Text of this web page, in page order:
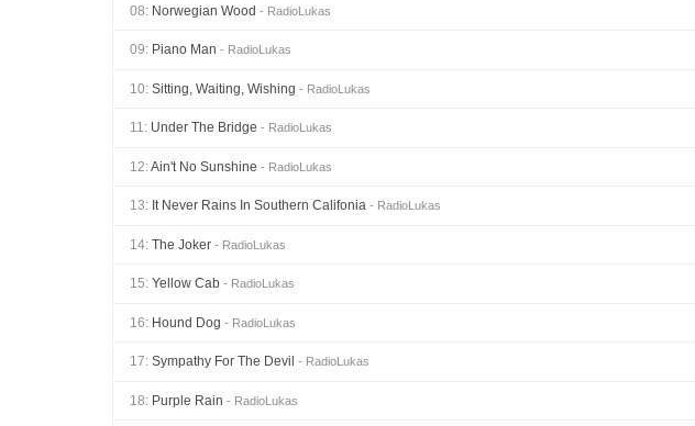
08: Norwegian Wood - RadioLukas
09: Piano Man - RadioLukas
10: Sitting, Waiting, Wishing - RadioLukas
11: Under The Bridge - RadioLukas
12:Ain't No Sunshine - RadioLukas
13: It Never Rains In Southern Califonia - RadioLukas
14: The Joker - RadioLukas
15: Yellow Cab - RadioLukas
16: Hound Dog - RadioLukas
17: Sympathy For The Devil - RadioLukas
18: Purple Rain - RadioLukas